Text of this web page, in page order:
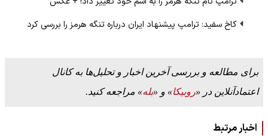
کاخ سفید: ترامپ پیشنهاد ایران درباره تنگه هرمز را بررسی کرد
برای مطالعه و بررسی آخرین اخبار و تحلیل‌ها به کانال
اعتمادآنلاین در «روبیکا» و «بله» مراجعه کنید.
اخبار مرتبط